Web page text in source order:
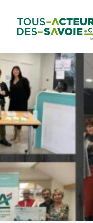
contenu
principal